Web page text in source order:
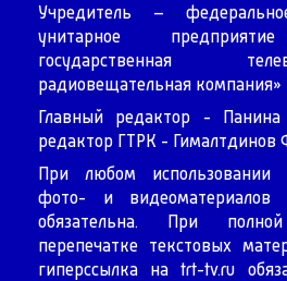
Учредитель –
унитарное предприятие
государственная
радиовещательная компания»
Главный редактор - Панина
редактор ГТРК - Гималтдинов
При любом использовании
фото- и
обязательна. При
перепечатке текстовых
гиперссылка наtrt-tv.ru